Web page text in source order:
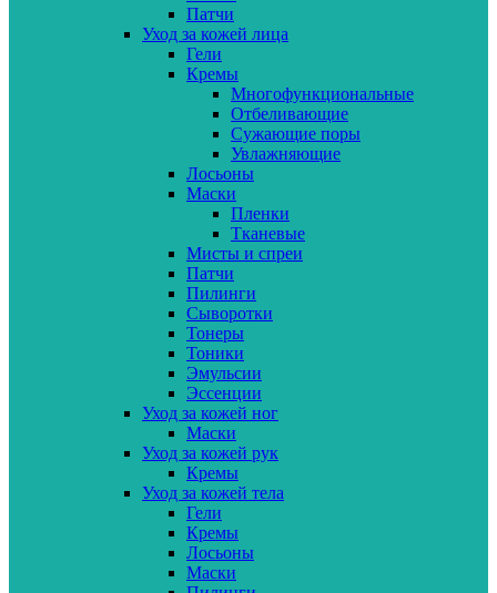
Патчи
Уход за кожей лица
Гели
Кремы
Многофункциональные
Отбеливающие
Сужающие поры
Увлажняющие
Лосьоны
Маски
Пленки
Тканевые
Мисты и спреи
Патчи
Пилинги
Сыворотки
Тонеры
Тоники
Эмульсии
Эссенции
Уход за кожей ног
Маски
Уход за кожей рук
Кремы
Уход за кожей тела
Гели
Кремы
Лосьоны
Маски